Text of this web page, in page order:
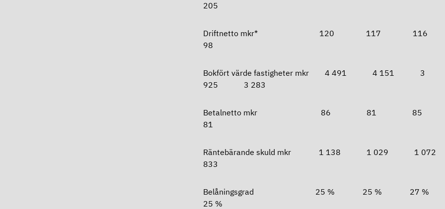
205
Driftnetto mkr* 120 117
98
Bokfört värde fastigheter mkr 4 491 4 151 3
925 3 283
Betalnetto mkr 86 81
81
Räntebärande skuld mkr 1 138 1 029 1
833
Belåningsgrad 25 % 25 % 27
25 %